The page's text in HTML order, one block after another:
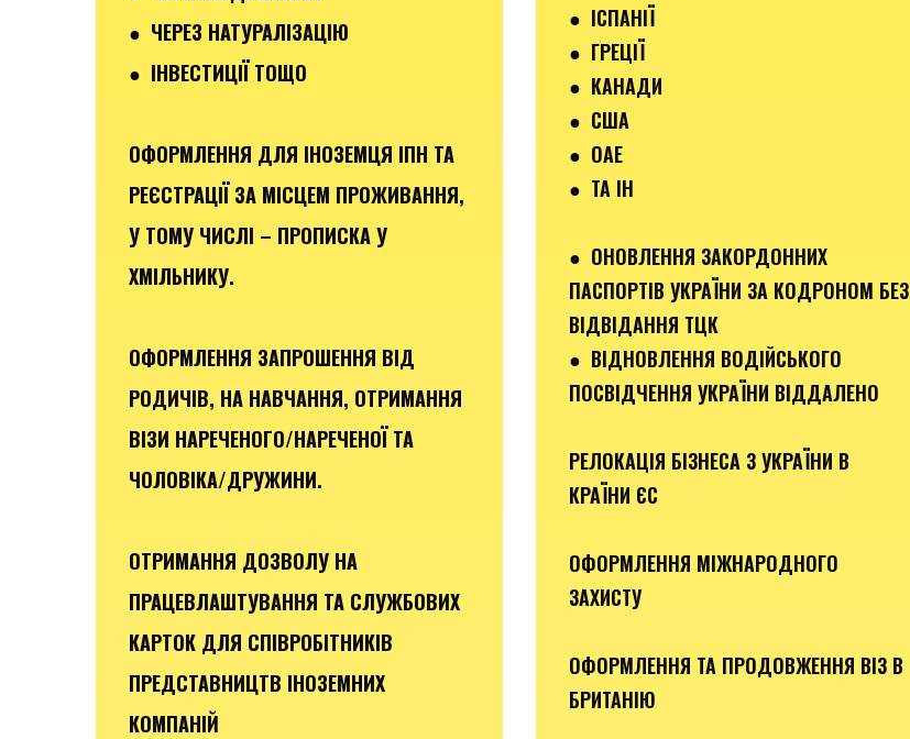
● ЧЕРЕЗ НАТУРАЛІЗАЦІЮ
● ІНВЕСТИЦІЇ ТОЩО
ОФОРМЛЕННЯ ДЛЯ ІНОЗЕМЦЯ ІПН ТА
РЕЄСТРАЦІЇ ЗА МІСЦЕМ ПРОЖИВАННЯ,
У ТОМУ ЧИСЛІ – ПРОПИСКА У
ХМІЛЬНИКУ.
ОФОРМЛЕННЯ ЗАПРОШЕННЯ ВІД
РОДИЧІВ, НА НАВЧАННЯ, ОТРИМАННЯ
ВІЗИ НАРЕЧЕНОГО/НАРЕЧЕНОЇ ТА
ЧОЛОВІКА/ДРУЖИНИ.
ОТРИМАННЯ ДОЗВОЛУ НА
ПРАЦЕВЛАШТУВАННЯ ТА СЛУЖБОВИХ
КАРТОК ДЛЯ СПІВРОБІТНИКІВ
ПРЕДСТАВНИЦТВ ІНОЗЕМНИХ
КОМПАНІЙ
● ІСПАНІЇ
● ГРЕЦІЇ
● КАНАДИ
● США
● ОАЕ
● ТА ІН
● ОНОВЛЕННЯ ЗАКОРДОННИХ
ПАСПОРТІВ УКРАЇНИ ЗА КОДРОНОМ БЕЗ
ВІДВІДАННЯ ТЦК
● ВІДНОВЛЕННЯ ВОДІЙСЬКОГО
ПОСВІДЧЕННЯ УКРАЇНИ ВІДДАЛЕНО
РЕЛОКАЦІЯ БІЗНЕСА З УКРАЇНИ В
КРАЇНИ ЄС
ОФОРМЛЕННЯ МІЖНАРОДНОГО
ЗАХИСТУ
ОФОРМЛЕННЯ ТА ПРОДОВЖЕННЯ ВІЗ В
БРИТАНІЮ